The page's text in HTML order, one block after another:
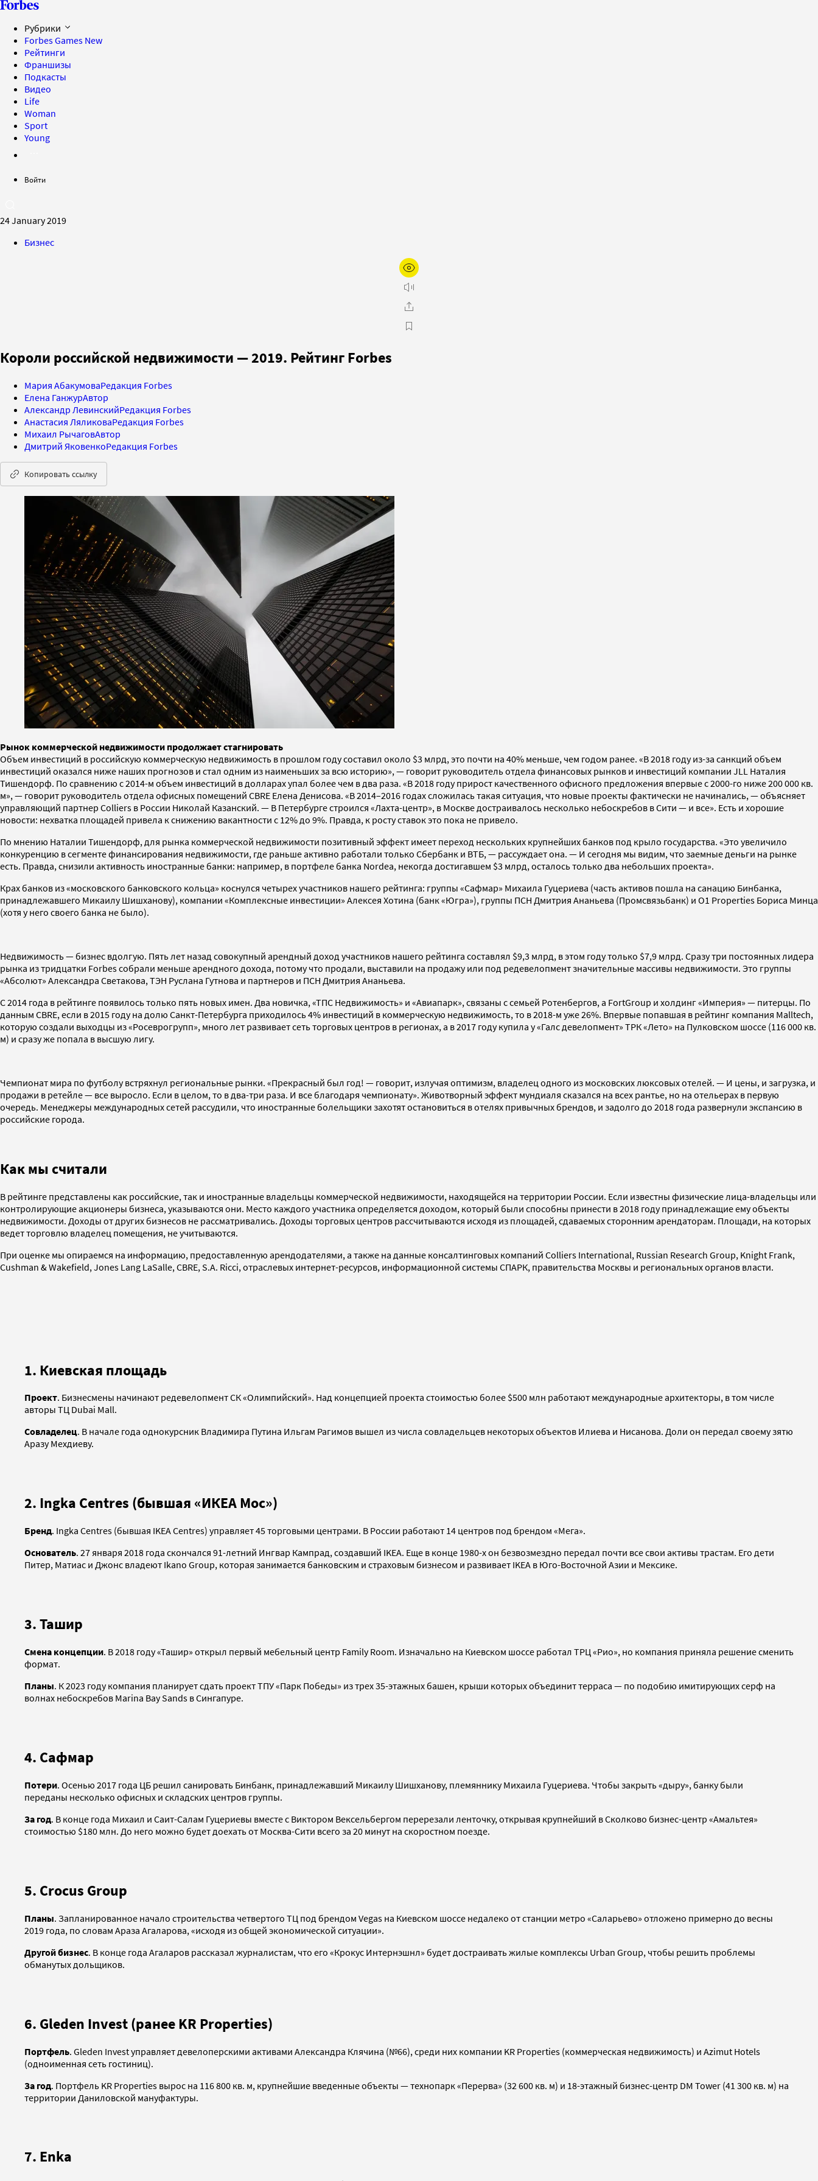
Рубрики
Forbes Games New
Рейтинги
Франшизы
Подкасты
Видео
Life
Woman
Sport
Young
Войти
24 January 2019
Бизнес
Короли российской недвижимости — 2019. Рейтинг Forbes
Мария АбакумоваРедакция Forbes
Елена ГанжурАвтор
Александр ЛевинскийРедакция Forbes
Анастасия ЛяликоваРедакция Forbes
Михаил РычаговАвтор
Дмитрий ЯковенкоРедакция Forbes
Копировать ссылку
Рынок коммерческой недвижимости продолжает стагнировать
Объем инвестиций в российскую коммерческую недвижимость в прошлом году составил около $3 млрд, это почти на 40% меньше, чем годом ранее. «В 2018 году из-за санкций объем
инвестиций оказался ниже наших прогнозов и стал одним из наименьших за всю историю», — говорит руководитель отдела финансовых рынков и инвестиций компании JLL Наталия
Тишендорф. По сравнению с 2014-м объем инвестиций в долларах упал более чем в два раза. «В 2018 году прирост качественного офисного предложения впервые с 2000-го ниже 200 000 кв.
м», — говорит руководитель отдела офисных помещений CBRE Елена Денисова. «В 2014–2016 годах сложилась такая ситуация, что новые проекты фактически не начинались, — объясняет
управляющий партнер Colliers в России Николай Казанский. — В Петербурге строился «Лахта-центр», в Москве достраивалось несколько небоскребов в Сити — и все». Есть и хорошие
новости: нехватка площадей привела к снижению вакантности с 12% до 9%. Правда, к росту ставок это пока не привело.
По мнению Наталии Тишендорф, для рынка коммерческой недвижимости позитивный эффект имеет переход нескольких крупнейших банков под крыло государства. «Это увеличило
конкуренцию в сегменте финансирования недвижимости, где раньше активно работали только Сбербанк и ВТБ, — рассуждает она. — И сегодня мы видим, что заемные деньги на рынке
есть. Правда, снизили активность иностранные банки: например, в портфеле банка Nordea, некогда достигавшем $3 млрд, осталось только два небольших проекта».
Крах банков из «московского банковского кольца» коснулся четырех участников нашего рейтинга: группы «Сафмар» Михаила Гуцериева (часть активов пошла на санацию Бинбанка,
принадлежавшего Микаилу Шишханову), компании «Комплексные инвестиции» Алексея Хотина (банк «Югра»), группы ПСН Дмитрия Ананьева (Промсвязьбанк) и О1 Properties Бориса Минца
(хотя у него своего банка не было).
Недвижимость — бизнес вдолгую. Пять лет назад совокупный арендный доход участников нашего рейтинга составлял $9,3 млрд, в этом году только $7,9 млрд. Сразу три постоянных лидера
рынка из тридцатки Forbes собрали меньше арендного дохода, потому что продали, выставили на продажу или под редевелопмент значительные массивы недвижимости. Это группы
«Абсолют» Александра Светакова, ТЭН Руслана Гутнова и партнеров и ПСН Дмитрия Ананьева.
С 2014 года в рейтинге появилось только пять новых имен. Два новичка, «ТПС Недвижимость» и «Авиапарк», связаны с семьей Ротенбергов, а FortGroup и холдинг «Империя» — питерцы. По
данным CBRE, если в 2015 году на долю Санкт-Петербурга приходилось 4% инвестиций в коммерческую недвижимость, то в 2018-м уже 26%. Впервые попавшая в рейтинг компания Malltech,
которую создали выходцы из «Росеврогрупп», много лет развивает сеть торговых центров в регионах, а в 2017 году купила у «Галс девелопмент» ТРК «Лето» на Пулковском шоссе (116 000 кв.
м) и сразу же попала в высшую лигу.
Чемпионат мира по футболу встряхнул региональные рынки. «Прекрасный был год! — говорит, излучая оптимизм, владелец одного из московских люксовых отелей. — И цены, и загрузка, и
продажи в ретейле — все выросло. Если в целом, то в два-три раза. И все благодаря чемпионату». Животворный эффект мундиаля сказался на всех рантье, но на отельерах в первую
очередь. Менеджеры международных сетей рассудили, что иностранные болельщики захотят остановиться в отелях привычных брендов, и задолго до 2018 года развернули экспансию в
российские города.
Как мы считали
В рейтинге представлены как российские, так и иностранные владельцы коммерческой недвижимости, находящейся на территории России. Если известны физические лица-владельцы или
контролирующие акционеры бизнеса, указываются они. Место каждого участника определяется доходом, который были способны принести в 2018 году принадлежащие ему объекты
недвижимости. Доходы от других бизнесов не рассматривались. Доходы торговых центров рассчитываются исходя из площадей, сдаваемых сторонним арендаторам. Площади, на которых
ведет торговлю владелец помещения, не учитываются.
При оценке мы опираемся на информацию, предоставленную арендодателями, а также на данные консалтинговых компаний Colliers International, Russian Research Group, Knight Frank,
Cushman & Wakefield, Jones Lang LaSalle, CBRE, S.A. Ricci, отраслевых интернет-ресурсов, информационной системы СПАРК, правительства Москвы и региональных органов власти.
1. Киевская площадь
Проект. Бизнесмены начинают редевелопмент СК «Олимпийский». Над концепцией проекта стоимостью более $500 млн работают международные архитекторы, в том числе
авторы ТЦ Dubai Mall.
Совладелец. В начале года однокурсник Владимира Путина Ильгам Рагимов вышел из числа совладельцев некоторых объектов Илиева и Нисанова. Доли он передал своему зятю
Аразу Мехдиеву.
2. Ingka Centres (бывшая «ИКЕА Мос»)
Бренд. Ingka Centres (бывшая IKEA Centres) управляет 45 торговыми центрами. В России работают 14 центров под брендом «Мега».
Основатель. 27 января 2018 года скончался 91-летний Ингвар Кампрад, создавший IKEA. Еще в конце 1980-х он безвозмездно передал почти все свои активы трастам. Его дети
Питер, Матиас и Джонс владеют Ikano Group, которая занимается банковским и страховым бизнесом и развивает IKEA в Юго-Восточной Азии и Мексике.
3. Ташир
Смена концепции. В 2018 году «Ташир» открыл первый мебельный центр Family Room. Изначально на Киевском шоссе работал ТРЦ «Рио», но компания приняла решение сменить
формат.
Планы. К 2023 году компания планирует сдать проект ТПУ «Парк Победы» из трех 35-этажных башен, крыши которых объединит терраса — по подобию имитирующих серф на
волнах небоскребов Marina Bay Sands в Сингапуре.
4. Сафмар
Потери. Осенью 2017 года ЦБ решил санировать Бинбанк, принадлежавший Микаилу Шишханову, племяннику Михаила Гуцериева. Чтобы закрыть «дыру», банку были
переданы несколько офисных и складских центров группы.
За год. В конце года Михаил и Саит-Салам Гуцериевы вместе с Виктором Вексельбергом перерезали ленточку, открывая крупнейший в Сколково бизнес-центр «Амальтея»
стоимостью $180 млн. До него можно будет доехать от Москва-Сити всего за 20 минут на скоростном поезде.
5. Crocus Group
Планы. Запланированное начало строительства четвертого ТЦ под брендом Vegas на Киевском шоссе недалеко от станции метро «Саларьево» отложено примерно до весны
2019 года, по словам Араза Агаларова, «исходя из общей экономической ситуации».
Другой бизнес. В конце года Агаларов рассказал журналистам, что его «Крокус Интернэшнл» будет достраивать жилые комплексы Urban Group, чтобы решить проблемы
обманутых дольщиков.
6. Gleden Invest (ранее KR Properties)
Портфель. Gleden Invest управляет девелоперскими активами Александра Клячина (№66), среди них компании KR Properties (коммерческая недвижимость) и Azimut Hotels
(одноименная сеть гостиниц).
За год. Портфель KR Properties вырос на 116 800 кв. м, крупнейшие введенные объекты — технопарк «Перерва» (32 600 кв. м) и 18-этажный бизнес-центр DM Tower (41 300 кв. м) на
территории Даниловской мануфактуры.
7. Enka